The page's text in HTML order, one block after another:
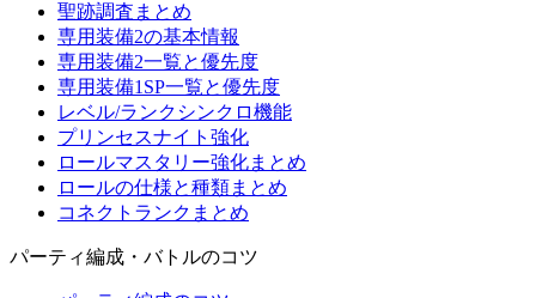
聖跡調査まとめ
専用装備2の基本情報
専用装備2一覧と優先度
専用装備1SP一覧と優先度
レベル/ランクシンクロ機能
プリンセスナイト強化
ロールマスタリー強化まとめ
ロールの仕様と種類まとめ
コネクトランクまとめ
パーティ編成・バトルのコツ